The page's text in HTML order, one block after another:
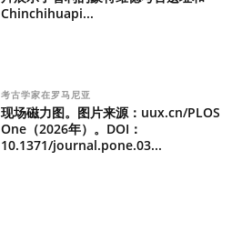
Chinchihuapi...
考古学家在罗马尼亚
现场磁力图。图片来源：uux.cn/PLOS
One（2026年）。DOI：
10.1371/journal.pone.03...